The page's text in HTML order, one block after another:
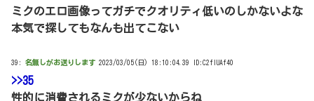
ミクのエロ画像ってガチでクオリティ低いのしかないよな
本気で探してもなんも出てこない
39: 名無しがお送りします 2023/03/05(日) 18:10:04.39 ID:C2fIUAf40
>>35
性的に消費されるミクが少ないからね